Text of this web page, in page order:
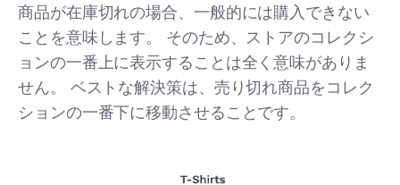
商品が在庫切れの場合、一般的には購入できない
ことを意味します。 そのため、ストアのコレクシ
ョンの一番上に表示することは全く意味がありま
せん。 ベストな解決策は、売り切れ商品をコレク
ションの一番下に移動させることです。